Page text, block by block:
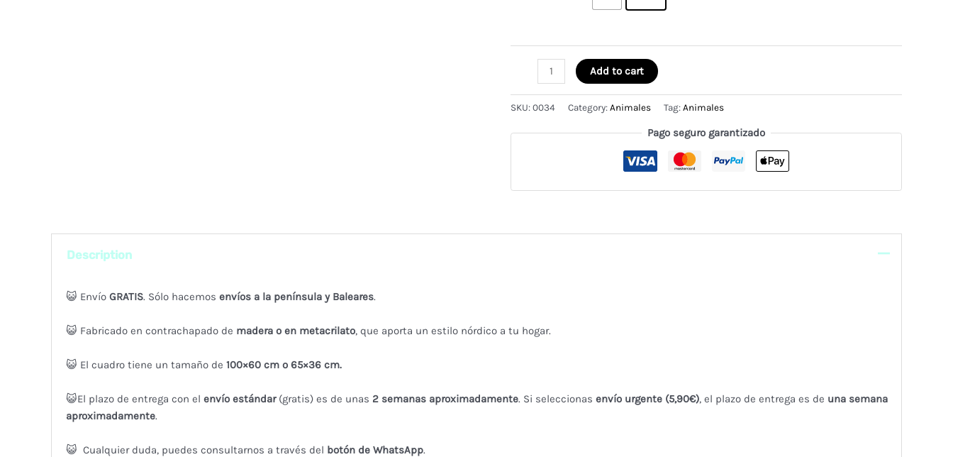
geométrico
Add to cart
SKU: 0034 Category: Animales Tag: Animales
Pago seguro garantizado
Description
😺 Envío GRATIS. Sólo hacemos envíos a la península y Baleares.
😺 Fabricado en contrachapado de madera o en metacrilato, que aporta un estilo nórdico a tu hogar.
😺 El cuadro tiene un tamaño de 100×60 cm o 65×36 cm.
😺El plazo de entrega con el envío estándar(gratis) es de unas 2 semanas aproximadamente. Si seleccionas envío urgente (5,90€), el plazo de entrega es de una semana
aproximadamente.
😺 Cualquier duda, puedes consultarnos a través del botón de WhatsApp.